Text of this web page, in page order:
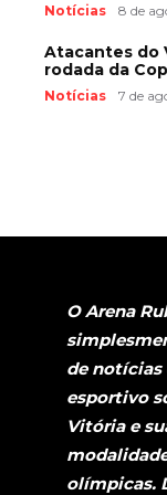
Notícias 8 de
Atacantes do
rodada da
Notícias 7 de
O Arena
de notícias
esportivo
Vitória e
olímpicas.